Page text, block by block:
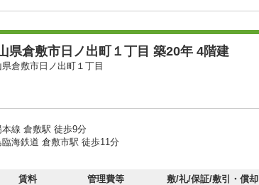
県倉敷市日ノ出町１丁目 築20年 4階建
県倉敷市日ノ出町１丁目
本線 倉敷駅 徒歩9分
臨海鉄道 倉敷市駅 徒歩11分
賃料 管理費等 敷/礼/保証/敷引・償却